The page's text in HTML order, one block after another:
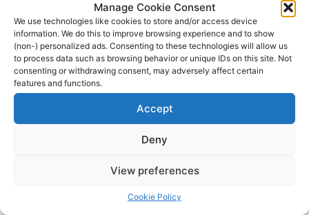
Manage Cookie Consent
We use technologies like cookies to store and/or access device
information. We do this to improve browsing experience and to show
(non-) personalized ads. Consenting to these technologies will allow us
to process data such as browsing behavior or unique IDs on this site. Not
consenting or withdrawing consent, may adversely affect certain
features and functions.
Accept
Deny
View preferences
Cookie Policy
kiekkouutiset.fi
Golden Knights’ System Perfectly Fits 2026
Draft Pick Juho
Piiparinen-thehockeywriters.com
Tapparasta jo toinen NHL-sopimus kahteen
päivään – Juho Piiparinen tähtää
NHL:ssä lyötiin nimet paperiin – Tappara-